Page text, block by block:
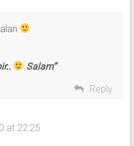
Salam”
Reply
at 22:25